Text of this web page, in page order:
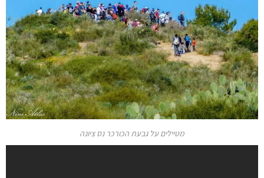
מטיילים על גבעת הכורכר נס ציונה